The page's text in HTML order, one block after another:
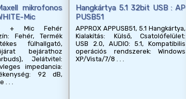
mikrofonos
Mic
+ Mic Fehér
Fehér, Termék
fülhallgató,
bejárathoz
Jelátvitel:
impedancia:
92 dB,
Hangkártya 5.1 32bit USB : AP
PUSB51
APPROX APPUSB51, 5.1 Hangkártya,
Kialakítás: Külső, Csatolófelület:
USB 2.0, AUDIO: 5.1, Kompatibilis
operációs rendszerek: Windows
XP/Vista/7/8